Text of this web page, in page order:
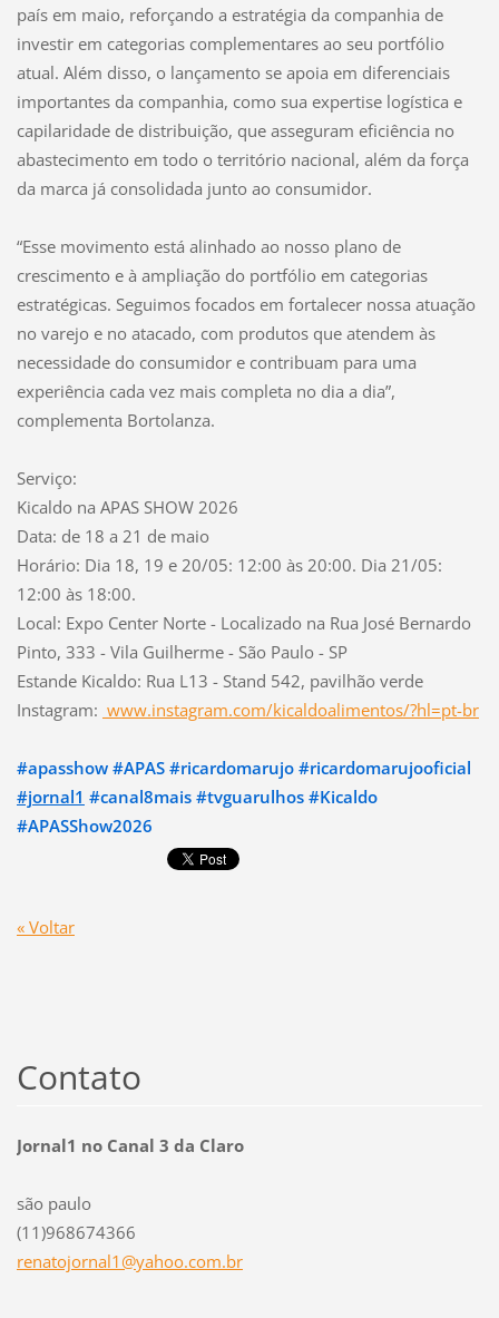
país em maio, reforçando a estratégia da companhia de
investir em categorias complementares ao seu portfólio
atual. Além disso, o lançamento se apoia em diferenciais
importantes da companhia, como sua expertise logística e
capilaridade de distribuição, que asseguram eficiência no
abastecimento em todo o território nacional, além da força
da marca já consolidada junto ao consumidor.
“Esse movimento está alinhado ao nosso plano de
crescimento e à ampliação do portfólio em categorias
estratégicas. Seguimos focados em fortalecer nossa atuação
no varejo e no atacado, com produtos que atendem às
necessidade do consumidor e contribuam para uma
experiência cada vez mais completa no dia a dia”,
complementa Bortolanza.
Serviço:
Kicaldo na APAS SHOW 2026
Data: de 18 a 21 de maio
Horário: Dia 18, 19 e 20/05: 12:00 às 20:00. Dia 21/05:
12:00 às 18:00.
Local: Expo Center Norte - Localizado na Rua José Bernardo
Pinto, 333 - Vila Guilherme - São Paulo - SP
Estande Kicaldo: Rua L13 - Stand 542, pavilhão verde
Instagram: www.instagram.com/kicaldoalimentos/?hl=pt-br
#apasshow #APAS #ricardomarujo #ricardomarujooficial
#jornal1 #canal8mais #tvguarulhos #Kicaldo
#APASShow2026
« Voltar
Contato
Jornal1 no Canal 3 da Claro
são paulo
(11)968674366
renatojornal1@yahoo.com.br